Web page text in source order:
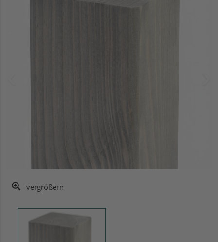
vergrößern